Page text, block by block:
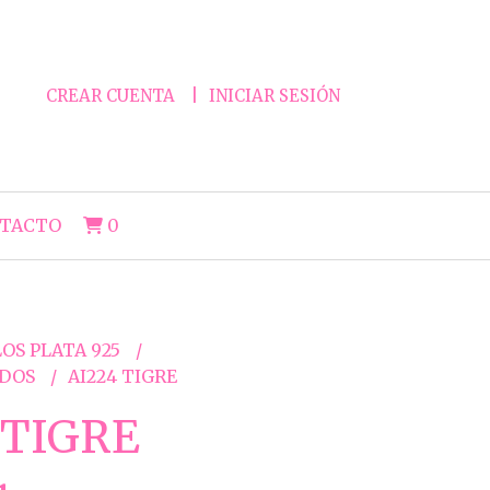
CREAR CUENTA INICIAR SESIÓN
0
PLATA 925
AI224 TIGRE